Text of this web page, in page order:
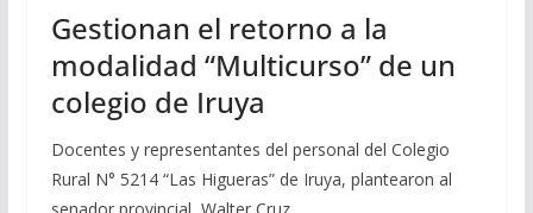
Gestionan el retorno a la
modalidad “Multicurso” de un
colegio de Iruya
Docentes y representantes del personal del Colegio
Rural N° 5214 “Las Higueras” de Iruya, plantearon al